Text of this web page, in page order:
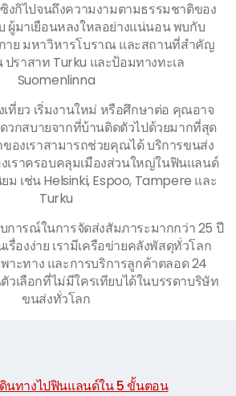
งกิไปจนถึงความงามตามธรรมชาติของ
ผู้มาเยือนหลงใหลอย่างแน่นอน พบกับ
าย มหาวิหารโบราณ และสถานที่สำคัญ
ปราสาท Turku และป้อมทางทะเล
Suomenlinna
เที่ยว เริ่มงานใหม่ หรือศึกษาต่อ คุณอาจ
วกสบายจากที่บ้านติดตัวไปด้วยมากที่สุด
องเราสามารถช่วยคุณได้ บริการขนส่ง
เราครอบคลุมเมืองส่วนใหญ่ในฟินแลนด์
เช่น Helsinki, Espoo, Tampere และ
Turku
การณ์ในการจัดส่งสัมภาระมากกว่า 25 ปี
เรื่องง่าย เรามีเครือข่ายคลังพัสดุทั่วโลก
าะทาง และการบริการลูกค้าตลอด 24
วเลือกที่ไม่มีใครเทียบได้ในบรรดาบริษัท
ขนส่งทั่วโลก
ดินทางไปฟินแลนด์ใน 5 ขั้นตอน